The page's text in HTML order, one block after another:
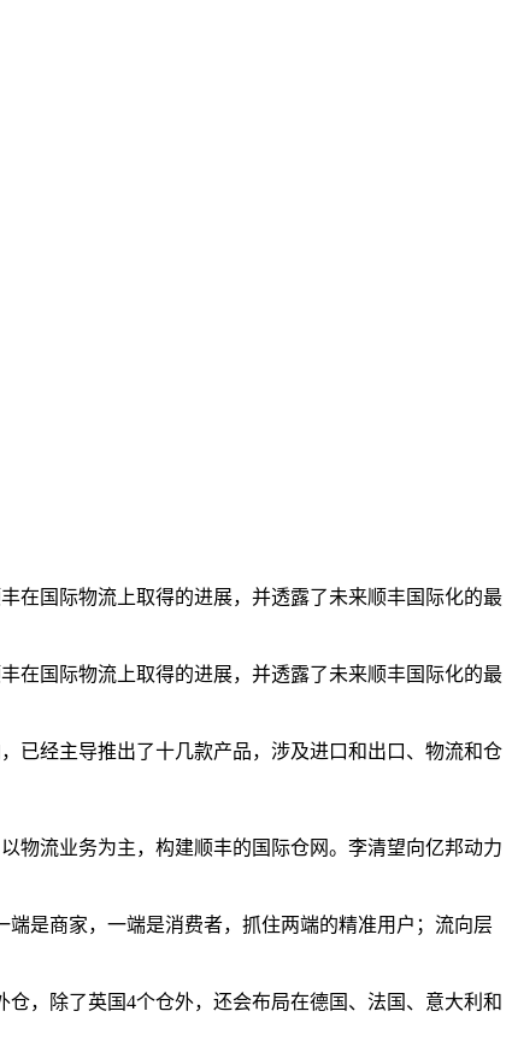
在国际物流上取得的进展，并透露了未来顺丰国际化的最
在国际物流上取得的进展，并透露了未来顺丰国际化的最
已经主导推出了十几款产品，涉及进口和出口、物流和仓
物流业务为主，构建顺丰的国际仓网。李清望向亿邦动力
是商家，一端是消费者，抓住两端的精准用户；流向层
，除了英国4个仓外，还会布局在德国、法国、意大利和